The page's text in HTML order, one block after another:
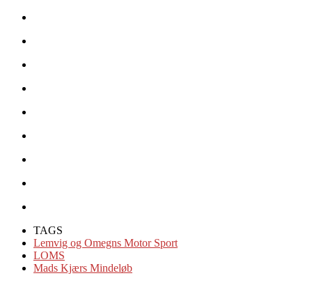
TAGS
Lemvig og Omegns Motor Sport
LOMS
Mads Kjærs Mindeløb